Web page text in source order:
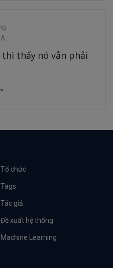
thì thấy nó vẫn phải
Tổ chức
Tags
Tác giả
Đề xuất hệ thống
Machine Learning